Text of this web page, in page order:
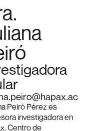
Peiró Pérez es
investigadora en
Centro de